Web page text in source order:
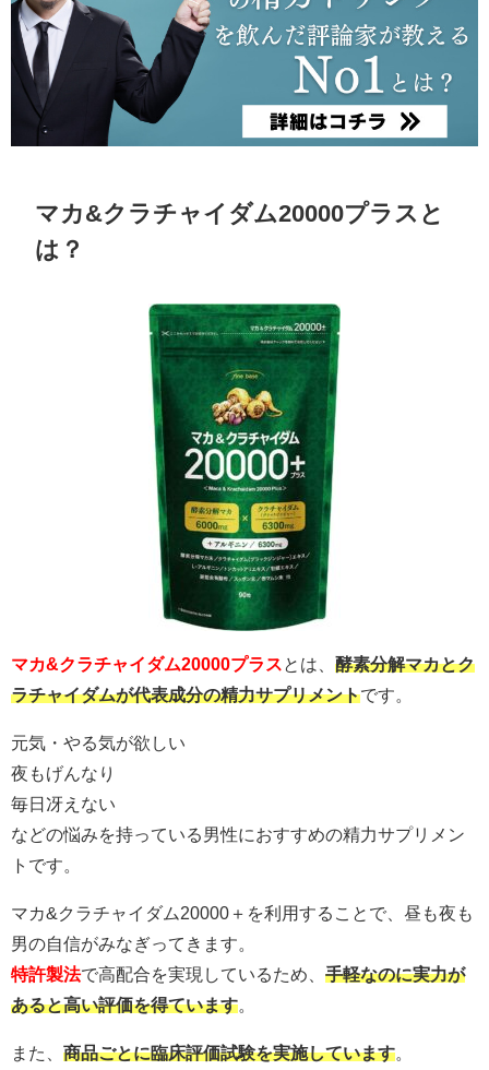
マカ&クラチャイダム20000プラスと
は？
マカ&クラチャイダム20000プラスとは、 酵素分解マカとク
ラチャイダムが代表成分の精力サプリメントです。
元気・やる気が欲しい
夜もげんなり
毎日冴えない
などの悩みを持っている男性におすすめの精力サプリメン
トです。
マカ&クラチャイダム20000＋を利用することで、昼も夜も
男の自信がみなぎってきます。
特許製法で高配合を実現しているため、 手軽なのに実力が
あると高い評価を得ています。
また、 商品ごとに臨床評価試験を実施しています。